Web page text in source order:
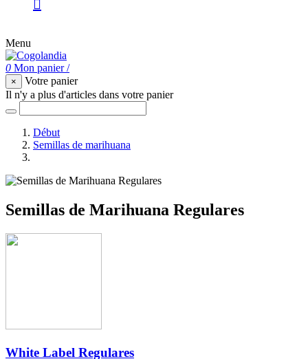
Menu
0 Mon panier/
×
Votre panier
Il n'y a plus d'articles dans votre panier
Début
Semillas de marihuana
Semillas de Marihuana Regulares
White Label Regulares